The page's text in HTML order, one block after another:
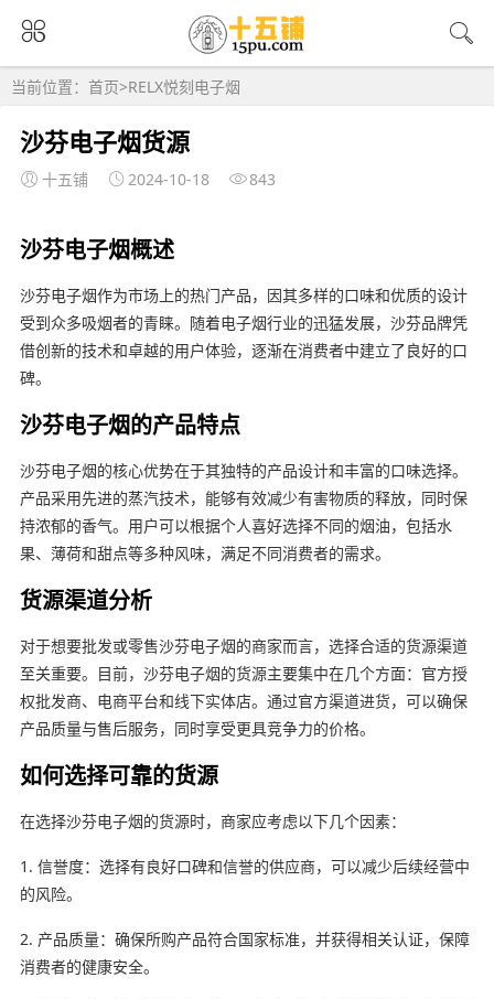
当前位置： 首页>RELX悦刻电子烟
沙芬电子烟货源
十五铺 2024-10-18 843
沙芬电子烟概述
沙芬电子烟作为市场上的热门产品，因其多样的口味和优质的设计
受到众多吸烟者的青睐。随着电子烟行业的迅猛发展，沙芬品牌凭
借创新的技术和卓越的用户体验，逐渐在消费者中建立了良好的口
碑。
沙芬电子烟的产品特点
沙芬电子烟的核心优势在于其独特的产品设计和丰富的口味选择。
产品采用先进的蒸汽技术，能够有效减少有害物质的释放，同时保
持浓郁的香气。用户可以根据个人喜好选择不同的烟油，包括水
果、薄荷和甜点等多种风味，满足不同消费者的需求。
货源渠道分析
对于想要批发或零售沙芬电子烟的商家而言，选择合适的货源渠道
至关重要。目前，沙芬电子烟的货源主要集中在几个方面：官方授
权批发商、电商平台和线下实体店。通过官方渠道进货，可以确保
产品质量与售后服务，同时享受更具竞争力的价格。
如何选择可靠的货源
在选择沙芬电子烟的货源时，商家应考虑以下几个因素：
1. 信誉度：选择有良好口碑和信誉的供应商，可以减少后续经营中
的风险。
2. 产品质量：确保所购产品符合国家标准，并获得相关认证，保障
消费者的健康安全。